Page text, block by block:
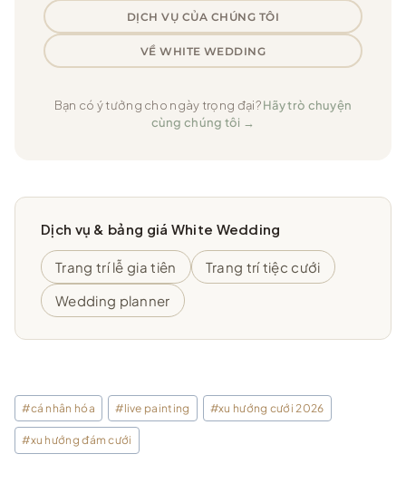
DỊCH VỤ CỦA CHÚNG TÔI
VỀ WHITE WEDDING
Bạn có ý tưởng cho ngày trọng đại?Hãy trò chuyện
cùng chúng tôi →
Dịch vụ & bảng giá White Wedding
Trang trí lễ gia tiên
Trang trí tiệc cưới
Wedding planner
Post
Tags:
#cá nhân hóa #live painting #xu hướng cưới 2026
#xu hướng đám cưới